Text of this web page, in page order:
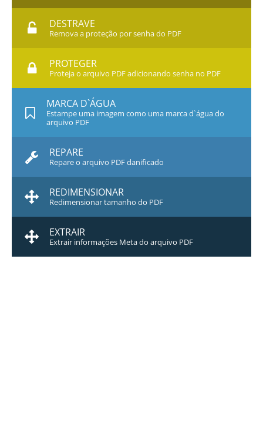
DESTRAVE
Remova a proteção por senha do PDF
PROTEGER
Proteja o arquivo PDF adicionando senha no PDF
MARCA D`ÁGUA
Estampe uma imagem como uma marca d`água do
arquivo PDF
REPARE
Repare o arquivo PDF danificado
REDIMENSIONAR
Redimensionar tamanho do PDF
EXTRAIR
Extrair informações Meta do arquivo PDF